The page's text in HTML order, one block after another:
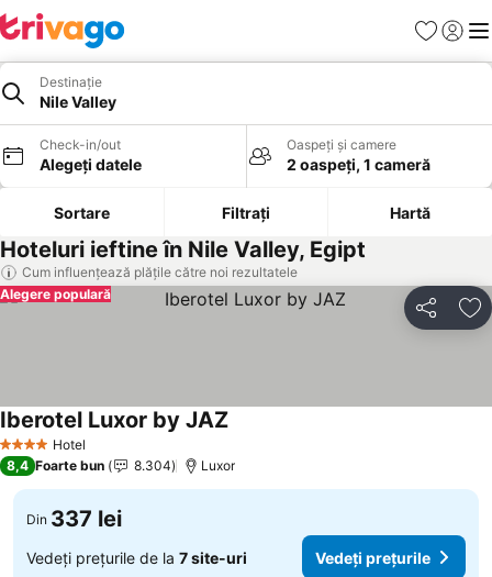
Favorite
Destinație
Nile Valley
Check-in/out
Alegeți datele
Oaspeți și camere
2 oaspeți, 1 cameră
Sortare Filtrați Hartă
Hoteluri ieftine în Nile Valley, Egipt
Cum influențează plățile către noi rezultatele
Distribuiți
Alegere populară
4 Stele Hotel
Iberotel Luxor by JAZ
8,4 Foarte bun 8.304 Luxor
Din 337 lei
Vedeți prețurile de la 7 site-uri Vedeți prețurile